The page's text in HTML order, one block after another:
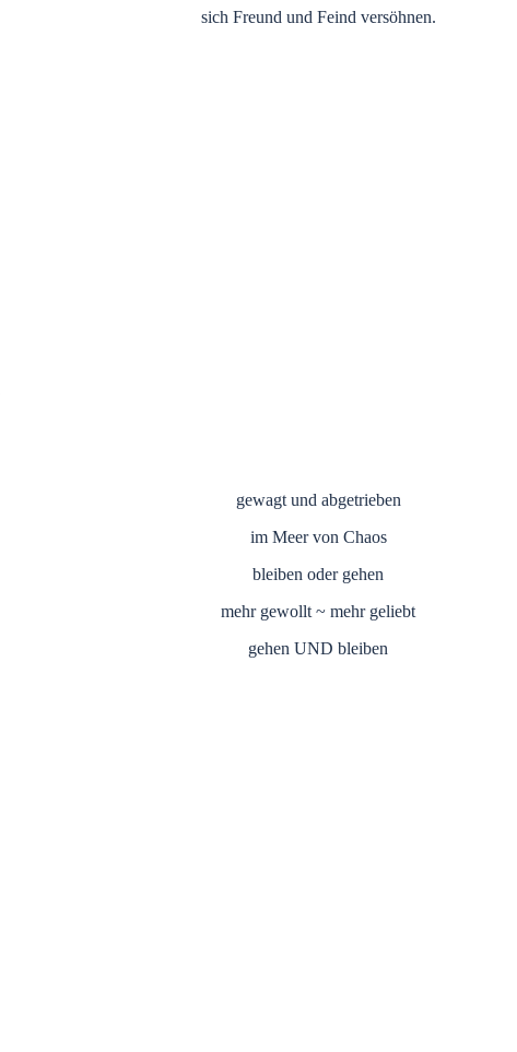
sich Freund und Feind versöhnen.
gewagt und abgetrieben
im Meer von Chaos
bleiben oder gehen
mehr gewollt ~ mehr geliebt
gehen UND bleiben